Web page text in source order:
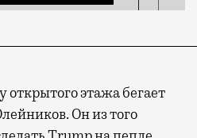
открытого этажа бегает
Он из того